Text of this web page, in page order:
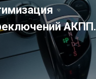
АКПП.